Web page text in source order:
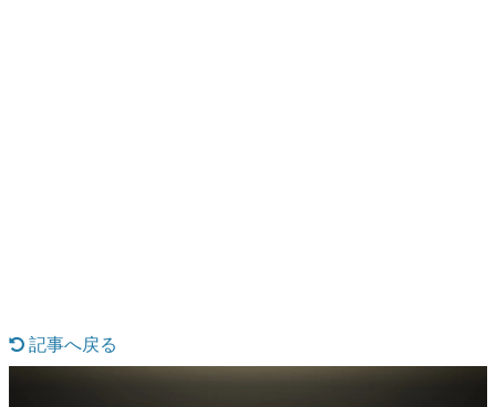
具体的な形から解き明かしていく、硬派で骨太な評論連載
記事へ戻る